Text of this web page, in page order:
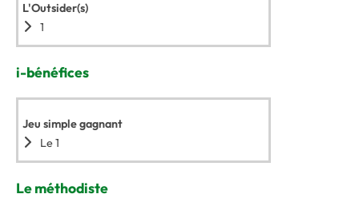
L'Outsider(s)
1
i-bénéfices
Jeu simple gagnant
Le 1
Le méthodiste